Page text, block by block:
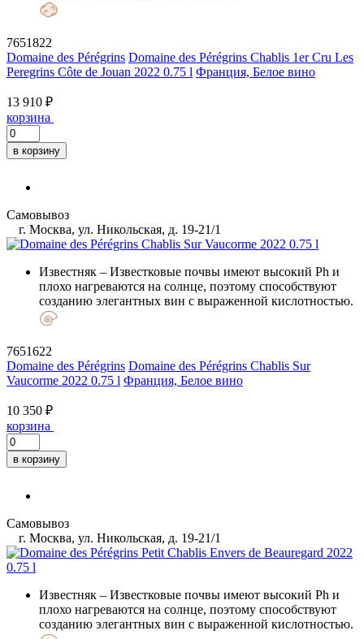
7651822
Domaine des Pérégrins Domaine des Pérégrins Chablis 1er Cru Les
Peregrins Côte de Jouan 2022 0.75 l Франция, Белое вино
13 910 ₽
корзина
в корзину
Самовывоз
г. Москва, ул. Никольская, д. 19-21/1
Известняк – Известковые почвы имеют высокий Ph и
плохо нагреваются на солнце, поэтому способствуют
созданию элегантных вин с выраженной кислотностью.
7651622
Domaine des Pérégrins Domaine des Pérégrins Chablis Sur
Vaucorme 2022 0.75 l Франция, Белое вино
10 350 ₽
корзина
в корзину
Самовывоз
г. Москва, ул. Никольская, д. 19-21/1
Известняк – Известковые почвы имеют высокий Ph и
плохо нагреваются на солнце, поэтому способствуют
созданию элегантных вин с выраженной кислотностью.